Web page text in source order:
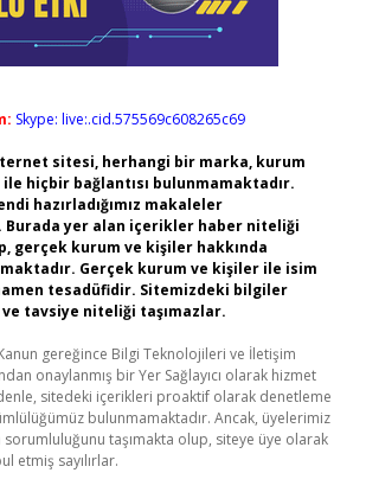
Skype: live:.cid.575569c608265c69
sitesi, herhangi bir marka, kurum
hiçbir bağlantısı bulunmamaktadır.
hazırladığımız makaleler
Burada yer alan içerikler haber niteliği
gerçek kurum ve kişiler hakkında
Gerçek kurum ve kişiler ile isim
tesadüfidir. Sitemizdeki bilgiler
tavsiye niteliği taşımazlar.
Kanun gereğince Bilgi Teknolojileri ve İletişim
onaylanmış bir Yer Sağlayıcı olarak hizmet
sitedeki içerikleri proaktif olarak denetleme
bulunmamaktadır. Ancak, üyelerimiz
sorumluluğunu taşımakta olup, siteye üye olarak
etmiş sayılırlar.